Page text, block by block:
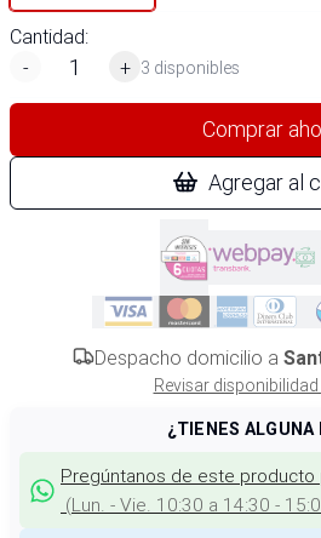
Cantidad:
-
+ 3 disponibles
Comprar
Agregar al
Despacho domicilio a
Revisar
¿TIENES ALGUNA
Pregúntanos de este producto
(Lun. - Vie. 10:30 a 14:30 -